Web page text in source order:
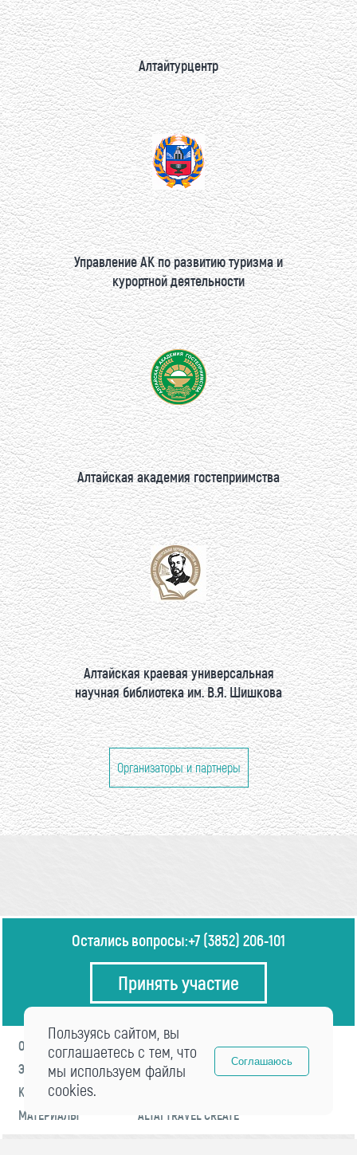
Алтайтурцентр
Управление АК по развитию туризма и
курортной деятельности
Алтайская академия гостеприимства
Алтайская краевая универсальная
научная библиотека им. В.Я. Шишкова
Организаторы и партнеры
Остались вопросы:+7 (3852) 206-101
Принять участие
О ФОРУМЕ
ПРОГРАММА
ЭКСПЕРТЫ
НОВОСТИ
КОНТАКТЫ
МАТЕРИАЛЫ
ALTAI TRAVEL CREATE
Пользуясь сайтом, вы
соглашаетесь с тем, что
мы используем файлы
cookies.
Соглашаюсь